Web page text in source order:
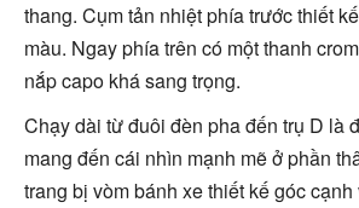
thang. Cụm tản nhiệt phía trước thiết
màu. Ngay phía trên có một thanh
nắp capo khá sang trọng.
Chạy dài từ đuôi đèn pha đến trụ D là
mang đến cái nhìn mạnh mẽ ở phần
trang bị vòm bánh xe thiết kế góc